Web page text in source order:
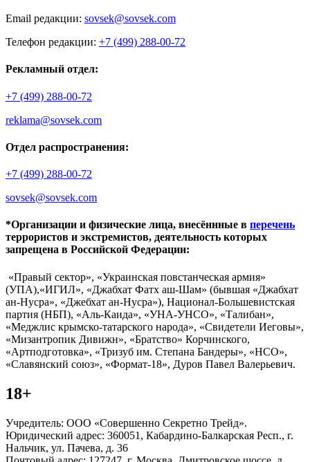
Email редакции: sovsek@sovsek.com
Телефон редакции: +7 (499) 288-00-72
Рекламный отдел:
+7 (499) 288-00-72
reklama@sovsek.com
Отдел распространения:
+7 (499) 288-00-72
sovsek@sovsek.com
*Организации и физические лица, внесённные в перечень
террористов и экстремистов, деятельность которых
запрещена в Российской Федерации:
«Правый сектор», «Украинская повстанческая армия»
(УПА),«ИГИЛ», «Джабхат Фатх аш-Шам» (бывшая «Джабхат
ан-Нусра», «Джебхат ан-Нусра»), Национал-Большевистская
партия (НБП), «Аль-Каида», «УНА-УНСО», «Талибан»,
«Меджлис крымско-татарского народа», «Свидетели Иеговы»,
«Мизантропик Дивижн», «Братство» Корчинского,
«Артподготовка», «Тризуб им. Степана Бандеры», «НСО»,
«Славянский союз», «Формат-18», Дуров Павел Валерьевич.
18+
Учредитель: ООО «Совершенно Секретно Трейд».
Юридический адрес: 360051, Кабардино-Балкарская Респ., г.
Нальчик, ул. Пачева, д. 36